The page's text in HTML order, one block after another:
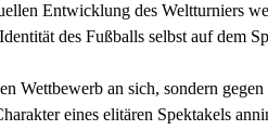
Entwicklung des Weltturniers
des Fußballs selbst auf dem
Wettbewerb an sich, sondern
eines elitären Spektakels